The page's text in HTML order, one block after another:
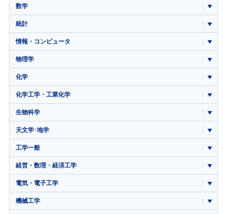
数学
統計
情報・コンピュータ
物理学
化学
化学工学・工業化学
生物科学
天文学･地学
工学一般
経営・数理・経済工学
電気・電子工学
機械工学